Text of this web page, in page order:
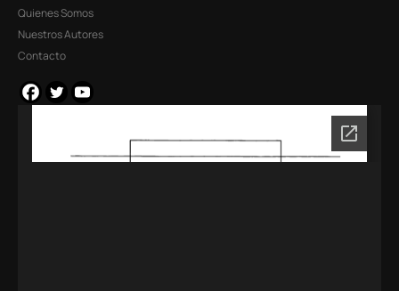
Quienes Somos
Nuestros Autores
Contacto